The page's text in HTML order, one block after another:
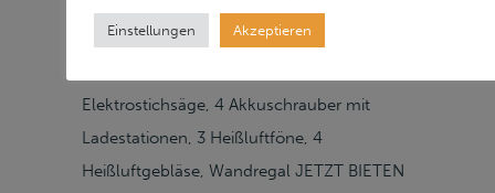
Unter Vorbehalt Verkauft 1 Posten
Elektrostichsäge, 4 Akkuschrauber mit
Ladestationen, 3 Heißluftföne, 4
Heißluftgebläse, Wandregal JETZT BIETEN
Einstellungen Akzeptieren